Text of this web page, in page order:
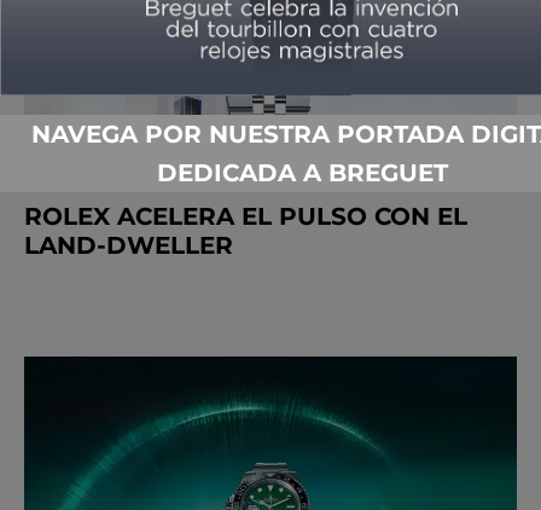
ROLEX ACELERA EL PULSO CON EL
LAND-DWELLER
NAVEGA POR NUESTRA PORTADA
DEDICADA A BREGUET